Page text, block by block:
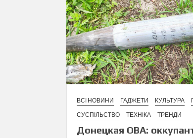
ВСІ НОВИНИ ГАДЖЕТИ КУЛЬТУРА
СУСПІЛЬСТВО
ТЕХНІКА ТРЕНДИ
Донецкая ОВА: